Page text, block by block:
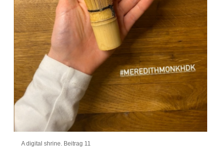
A digital shrine. Beitrag 11